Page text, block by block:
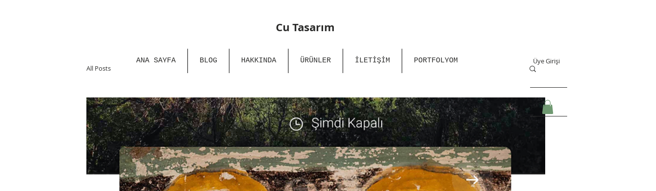
Cu Tasarım
ANA SAYFA BLOG HAKKINDA ÜRÜNLER İLETİŞİM PORTFOLYOM
Üye Girişi
All Posts